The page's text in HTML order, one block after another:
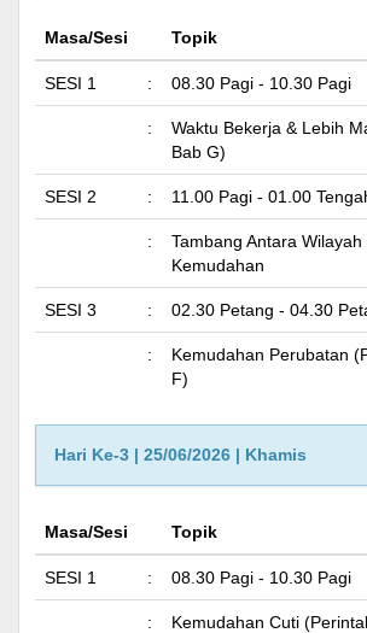
Masa/Sesi Topik
SESI 1 : 08.30 Pagi - 10.30 Pagi
:
Waktu Bekerja & Lebih
Bab G)
SESI 2 : 11.00 Pagi - 01.00
:
Tambang Antara
Kemudahan
SESI 3 : 02.30 Petang - 04.30
:
Kemudahan Perubatan
F)
Hari Ke-3 | 25/06/2026 | Khamis
Masa/Sesi Topik
SESI 1 : 08.30 Pagi - 10.30 Pagi
: Kemudahan Cuti